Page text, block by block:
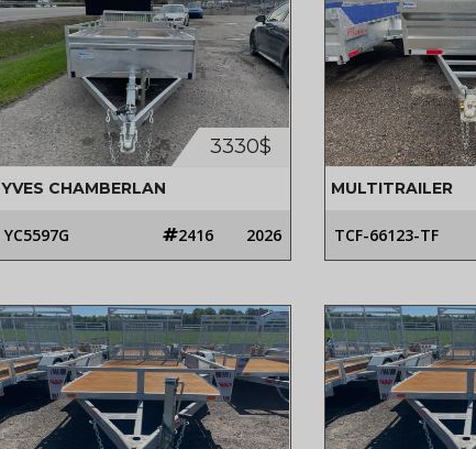
3330$
YVES CHAMBERLAN
YC5597G 2416 2026
MULTITRAILER
TCF-66123-TF